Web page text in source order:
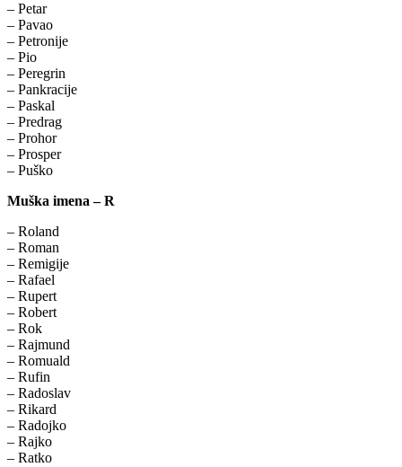
– Petar
– Pavao
– Petronije
– Pio
– Peregrin
– Pankracije
– Paskal
– Predrag
– Prohor
– Prosper
– Puško
Muška imena – R
– Roland
– Roman
– Remigije
– Rafael
– Rupert
– Robert
– Rok
– Rajmund
– Romuald
– Rufin
– Radoslav
– Rikard
– Radojko
– Rajko
– Ratko